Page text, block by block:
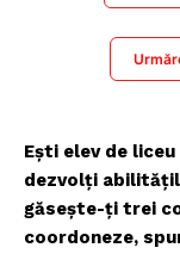
Ești elev de
dezvolți
găsește-ți trei
coordoneze,